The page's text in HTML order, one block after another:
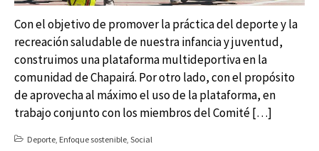
Con el objetivo de promover la práctica del deporte y la
recreación saludable de nuestra infancia y juventud,
construimos una plataforma multideportiva en la
comunidad de Chapairá. Por otro lado, con el propósito
de aprovecha al máximo el uso de la plataforma, en
trabajo conjunto con los miembros del Comité […]
Deporte, Enfoque sostenible, Social